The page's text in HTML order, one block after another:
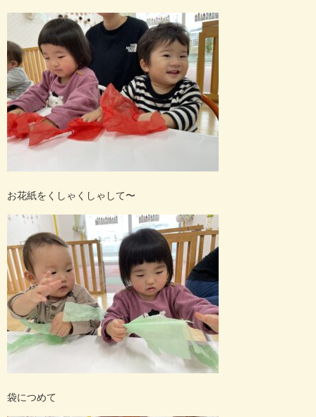
お花紙をくしゃくしゃして〜
袋につめて